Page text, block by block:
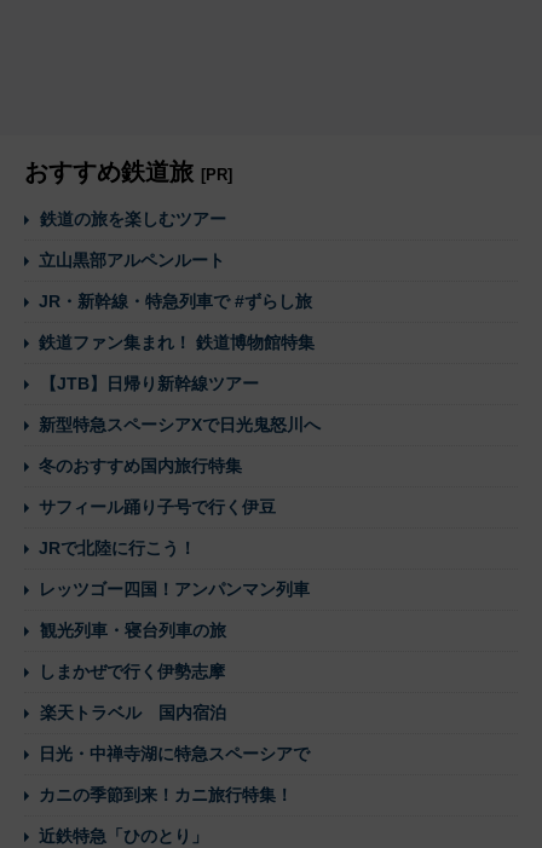
おすすめ鉄道旅 [PR]
鉄道の旅を楽しむツアー
立山黒部アルペンルート
JR・新幹線・特急列車で #ずらし旅
鉄道ファン集まれ！ 鉄道博物館特集
【JTB】日帰り新幹線ツアー
新型特急スペーシアXで日光鬼怒川へ
冬のおすすめ国内旅行特集
サフィール踊り子号で行く伊豆
JRで北陸に行こう！
レッツゴー四国！アンパンマン列車
観光列車・寝台列車の旅
しまかぜで行く伊勢志摩
楽天トラベル 国内宿泊
日光・中禅寺湖に特急スペーシアで
カニの季節到来！カニ旅行特集！
近鉄特急「ひのとり」